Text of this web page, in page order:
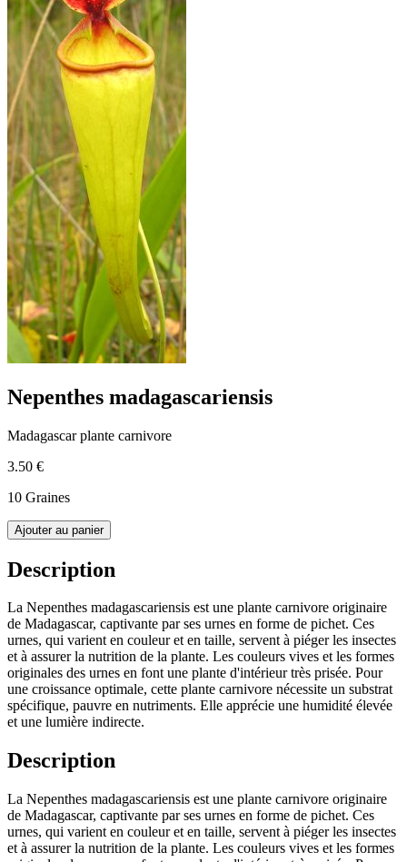
Nepenthes madagascariensis
Madagascar plante carnivore
3.50 €
10 Graines
Ajouter au panier
Description
La Nepenthes madagascariensis est une plante carnivore originaire
de Madagascar, captivante par ses urnes en forme de pichet. Ces
urnes, qui varient en couleur et en taille, servent à piéger les insectes
et à assurer la nutrition de la plante. Les couleurs vives et les formes
originales des urnes en font une plante d'intérieur très prisée. Pour
une croissance optimale, cette plante carnivore nécessite un substrat
spécifique, pauvre en nutriments. Elle apprécie une humidité élevée
et une lumière indirecte.
Description
La Nepenthes madagascariensis est une plante carnivore originaire
de Madagascar, captivante par ses urnes en forme de pichet. Ces
urnes, qui varient en couleur et en taille, servent à piéger les insectes
et à assurer la nutrition de la plante. Les couleurs vives et les formes